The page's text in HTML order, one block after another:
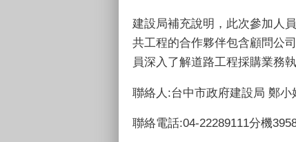
建設局補充說明，此次參加人
共工程的合作夥伴包含顧問公
員深入了解道路工程採購業務
聯絡人:台中市政府建設局 鄭小
聯絡電話:04-22289111分機